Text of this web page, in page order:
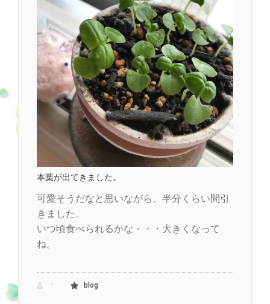
本葉が出てきました。
可愛そうだなと思いながら、半分くらい間引
きました。
いつ頃食べられるかな・・・大きくなって
ね。
blog